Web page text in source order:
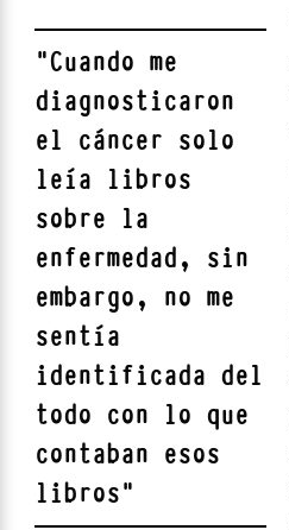
"Cuando me
diagnosticaron
el cáncer solo
leía libros
sobre la
enfermedad, sin
embargo, no me
sentía
identificada del
todo con lo que
contaban esos
libros"